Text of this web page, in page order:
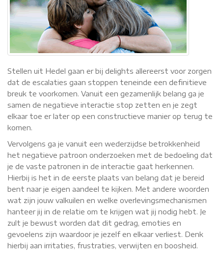
Stellen uit Hedel gaan er bij delights allereerst voor zorgen
dat de escalaties gaan stoppen teneinde een definitieve
breuk te voorkomen. Vanuit een gezamenlijk belang ga je
samen de negatieve interactie stop zetten en je zegt
elkaar toe er later op een constructieve manier op terug te
komen.
Vervolgens ga je vanuit een wederzijdse betrokkenheid
het negatieve patroon onderzoeken met de bedoeling dat
je de vaste patronen in de interactie gaat herkennen.
Hierbij is het in de eerste plaats van belang dat je bereid
bent naar je eigen aandeel te kijken. Met andere woorden
wat zijn jouw valkuilen en welke overlevingsmechanismen
hanteer jij in de relatie om te krijgen wat jij nodig hebt. Je
zult je bewust worden dat dit gedrag, emoties en
gevoelens zijn waardoor je jezelf en elkaar verliest. Denk
hierbij aan irritaties, frustraties, verwijten en boosheid.